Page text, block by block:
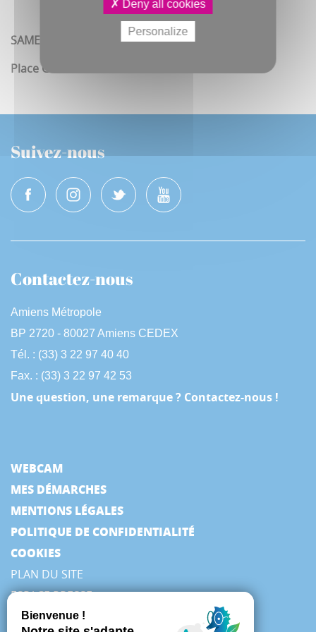
SAMEDI 26 SEPTEMBRE de 15h à 16h30
Place Gambetta
Suivez-nous
Contactez-nous
Amiens Métropole
BP 2720 - 80027 Amiens CEDEX
Tél. : (33) 3 22 97 40 40
Fax. : (33) 3 22 97 42 53
Une question, une remarque ? Contactez-nous !
WEBCAM
MES DÉMARCHES
MENTIONS LÉGALES
POLITIQUE DE CONFIDENTIALITÉ
COOKIES
PLAN DU SITE
ESPACE PRESSE
Deny all cookies
Personalize